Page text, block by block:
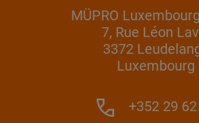
MÜPRO
7, Rue Léon
3372
Luxembourg
+352 29